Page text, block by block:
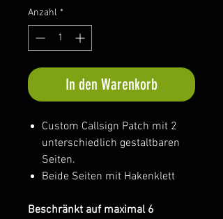
Anzahl *
In den Warenkorb
Custom Callsign Patch mit 2
unterschiedlich gestaltbaren
Seiten.
Beide Seiten mit Hakenklett
Beschränkt auf maximal 6